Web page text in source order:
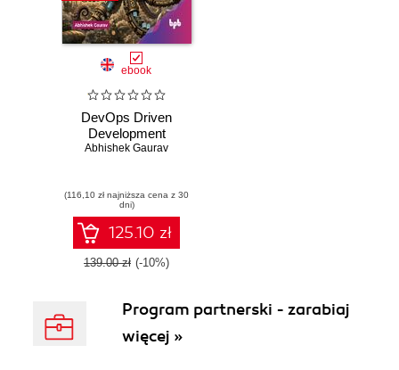
ebook
DevOps Driven
Development
Abhishek Gaurav
(116,10 zł najniższa cena z 30
dni)
125.10 zł
139.00 zł (-10%)
Program partnerski - zarabiaj
więcej »